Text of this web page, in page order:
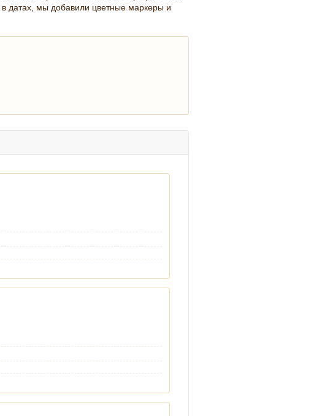
датах, мы добавили цветные маркеры и